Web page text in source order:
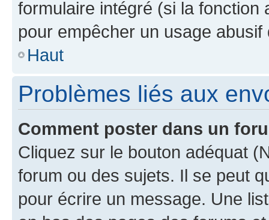
formulaire intégré (si la fonction
pour empêcher un usage
Haut
Problèmes liés aux
Comment poster dans un
Cliquez sur le bouton adéquat
forum ou des sujets. Il se peut
pour écrire un message. Une